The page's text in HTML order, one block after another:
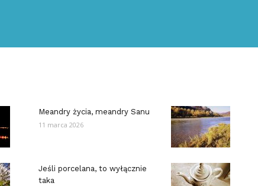
Meandry życia, meandry Sanu
11 marca 2026
Jeśli porcelana, to wyłącznie
taka